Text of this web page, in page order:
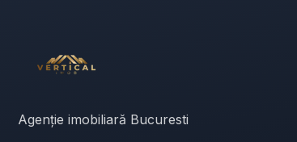
Agenție imobiliară Bucuresti